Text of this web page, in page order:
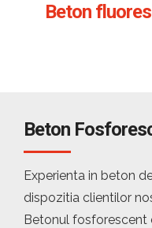
Beton
Beton
Experienta in beton
dispozitia clientilor
Betonul fosforescent